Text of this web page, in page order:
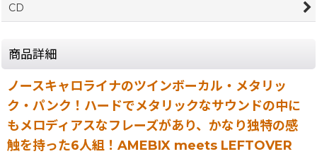
CD
商品詳細
ノースキャロライナのツインボーカル・メタリッ
ク・パンク！ハードでメタリックなサウンドの中に
もメロディアスなフレーズがあり、かなり独特の感
触を持った6人組！AMEBIX meets LEFTOVER